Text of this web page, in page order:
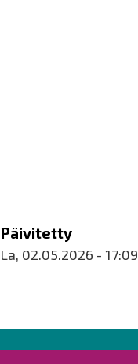
Päivitetty
La, 02.05.2026 - 17:09